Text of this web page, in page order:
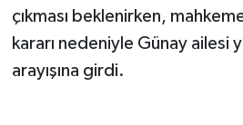
çıkması beklenirken,
kararı nedeniyle Günay ailesi
arayışına girdi.